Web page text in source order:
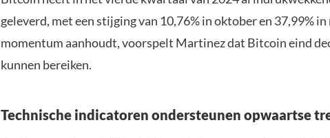
geleverd, met een stijging van 10,76% in oktober en 37,99%
momentum aanhoudt, voorspelt Martinez dat Bitcoin eind
kunnen bereiken.
Technische indicatoren ondersteunen opwaartse